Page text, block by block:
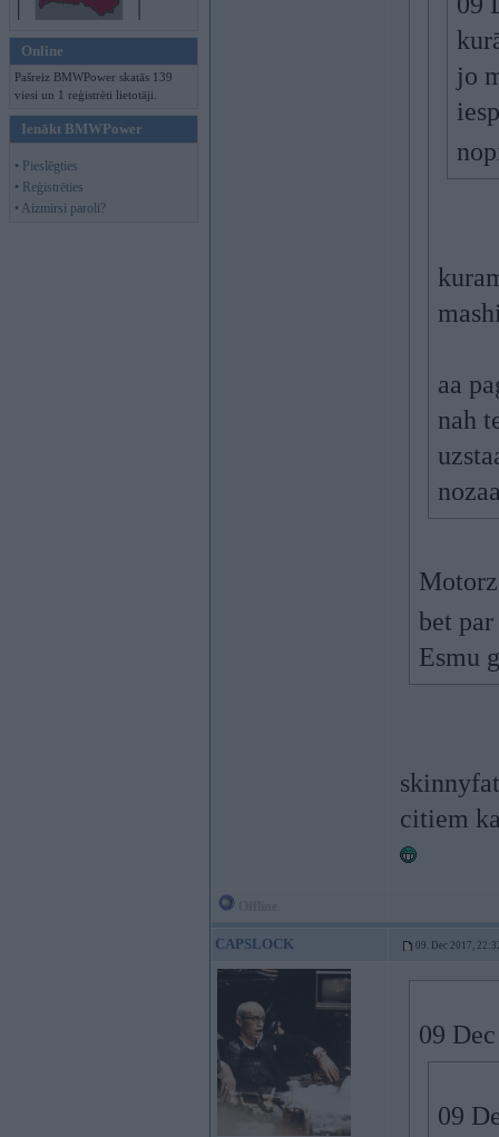
Online
Pašreiz BMWPower skatās 139
viesi un 1 reģistrēti lietotāji.
Ienākt BMWPower
• Pieslēgties
• Reģistrēties
• Aizmirsi paroli?
jo
aa
nah
bet
Esmu
citiem
CAPSLOCK 09. Dec 2017,
09
09